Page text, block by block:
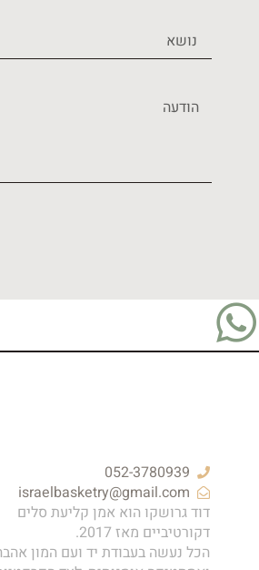
052-3780939
israelbasketry@gmail.com
דוד גרושקו הוא אמן קליעת סלים
דקורטיביים מאז 2017.
הכל נעשה בעבודת יד ועם המון